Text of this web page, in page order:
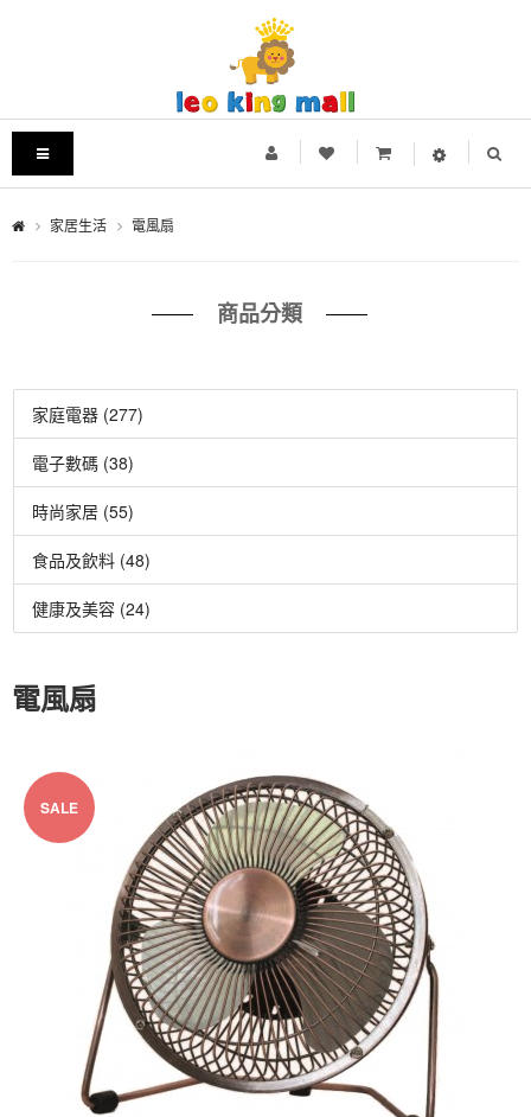
家居生活 電風扇
商品分類
家庭電器 (277)
電子數碼 (38)
時尚家居 (55)
食品及飲料 (48)
健康及美容 (24)
電風扇
SALE